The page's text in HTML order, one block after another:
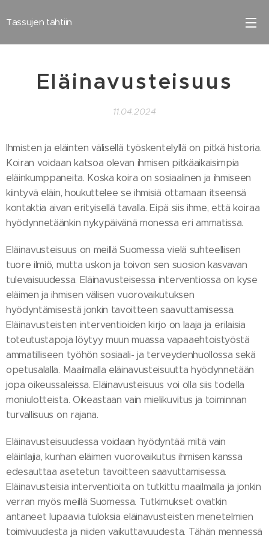
Tassujen tahtiin
Eläinavusteisuus
11.04.2024
Ihmisten ja eläinten välisellä työskentelyllä on pitkä historia.
Koiran voidaan katsoa olevan ihmisen pitkäaikaisimpia
eläinkumppaneita. Koska koira on sosiaalinen ja ihmiseen
kiintyvä eläin, houkuttelee se ihmisiä ottamaan itseensä
kontaktia aivan erityisellä tavalla. Eipä siis ihme, että koiraa
hyödynnetäänkin nykypäivänä monessa eri ammatissa.
Eläinavusteisuus on meillä Suomessa vielä suhteellisen
tuore ilmiö, mutta uskon ja toivon sen suosion kasvavan
tulevaisuudessa. Eläinavusteisessa interventiossa on kyse
eläimen ja ihmisen välisen vuorovaikutuksen
hyödyntämisestä jonkin tavoitteen saavuttamisessa.
Eläinavusteisten interventioiden kirjo on laaja ja erilaisia
toteutustapoja löytyy muun muassa vapaaehtoistyöstä
ammatilliseen työhön sosiaali- ja terveydenhuollossa sekä
opetusalalla. Maailmalla eläinavusteisuutta hyödynnetään
jopa oikeussaleissa. Eläinavusteisuus voi olla siis todella
moniulotteista. Oikeastaan vain mielikuvitus ja toiminnan
turvallisuus on rajana.
Eläinavusteisuudessa voidaan hyödyntää mitä vain
eläinlajia, kunhan eläimen vuorovaikutus ihmisen kanssa
edesauttaa asetetun tavoitteen saavuttamisessa.
Eläinavusteisia interventioita on tutkittu maailmalla ja jonkin
verran myös meillä Suomessa. Tutkimukset ovatkin
antaneet lupaavia tuloksia eläinavusteisten menetelmien
toimivuudesta ja niiden vaikuttavuudesta. Tähän mennessä